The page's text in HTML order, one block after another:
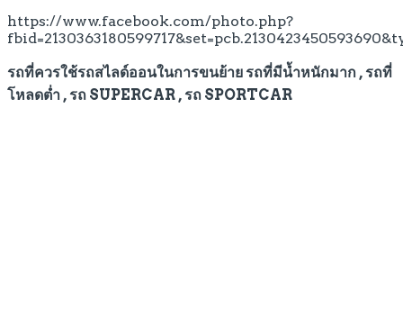
https://www.facebook.com/photo.php?
รถที่ควรใช้รถสไลด์ออนในการขนย้าย รถที่มีน้ำหนักมาก , รถที่
โหลดต่ำ , รถ SUPER­CAR , รถ SPORT­CAR